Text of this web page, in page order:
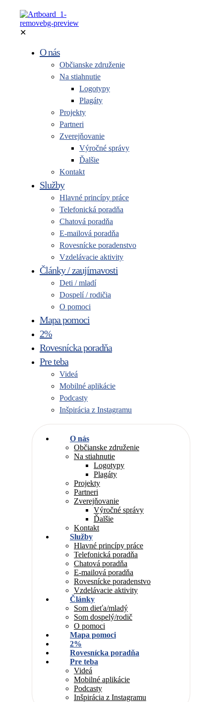
✕
O nás
Občianske združenie
Na stiahnutie
Logotypy
Plagáty
Projekty
Partneri
Zverejňovanie
Výročné správy
Ďalšie
Kontakt
Služby
Hlavné princípy práce
Telefonická poradňa
Chatová poradňa
E-mailová poradňa
Rovesnícke poradenstvo
Vzdelávacie aktivity
Články / zaujímavosti
Deti / mladí
Dospelí / rodičia
O pomoci
Mapa pomoci
2%
Rovesnícka poradňa
Pre teba
Videá
Mobilné aplikácie
Podcasty
Inšpirácia z Instagramu
O nás
Občianske združenie
Na stiahnutie
Logotypy
Plagáty
Projekty
Partneri
Zverejňovanie
Výročné správy
Ďalšie
Kontakt
Služby
Hlavné princípy práce
Telefonická poradňa
Chatová poradňa
E-mailová poradňa
Rovesnícke poradenstvo
Vzdelávacie aktivity
Články
Som dieťa/mladý
Som dospelý/rodič
O pomoci
Mapa pomoci
2%
Rovesnícka poradňa
Pre teba
Videá
Mobilné aplikácie
Podcasty
Inšpirácia z Instagramu